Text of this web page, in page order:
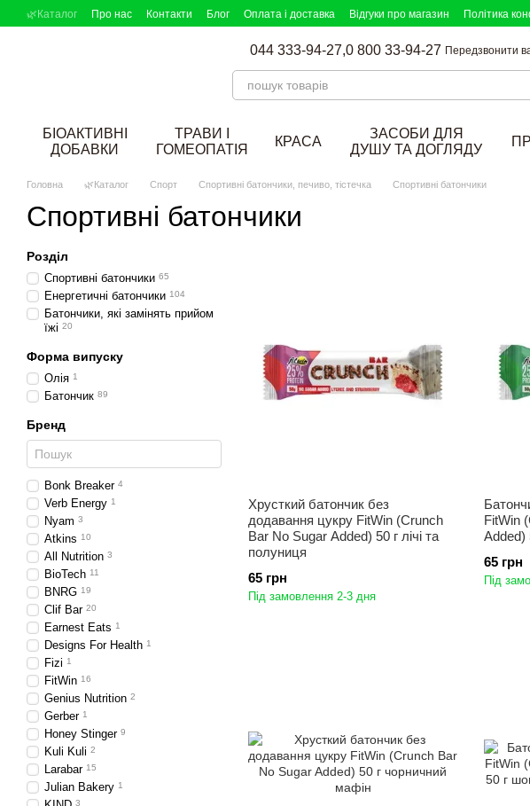
Перейти до основного контенту
🌿Каталог Про нас Контакти Блог Оплата і доставка Відгуки про магазин Політика
044 333-94-27,0 800 33-94-27 Передзвонити
БІОАКТИВНІ
ДОБАВКИ
ТРАВИ І
ГОМЕОПАТІЯ
КРАСА
ЗАСОБИ ДЛЯ
ДУШУ ТА ДОГЛЯДУ
Головна 🌿Каталог Спорт Спортивні батончики, печиво, тістечка Спортивні батончики
Спортивні батончики
Хрусткий батончик без
додавання цукру FitWin (Crunch
Bar No Sugar Added) 50 г лічі та
полуниця
65 грн
Під замовлення 2-3 дня
FitWin
Added)
65 грн
Під
Розділ
Спортивні батончики 65
Енергетичні батончики 104
Батончики, які замінять прийом
їжі 20
Форма випуску
Олія 1
Батончик 89
Бренд
Bonk Breaker 4
Verb Energy 1
Nyam 3
Atkins 10
All Nutrition 3
BioTech 11
BNRG 19
Clif Bar 20
Earnest Eats 1
Designs For Health 1
Fizi 1
FitWin 16
Genius Nutrition 2
Gerber 1
Honey Stinger 9
Kuli Kuli 2
Larabar 15
Julian Bakery 1
3